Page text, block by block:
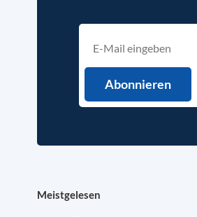
Meistgelesen